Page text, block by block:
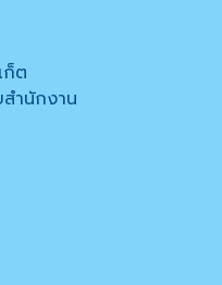
ก็ต
ำนักงาน